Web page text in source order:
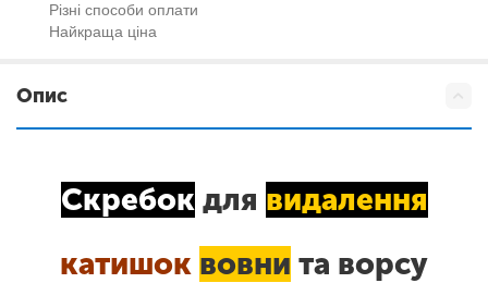
Різні способи оплати
Найкраща ціна
Опис
Скребокдля видалення
катишок вовни та ворсу